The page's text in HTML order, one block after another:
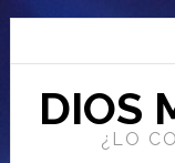
DIOS
¿LO